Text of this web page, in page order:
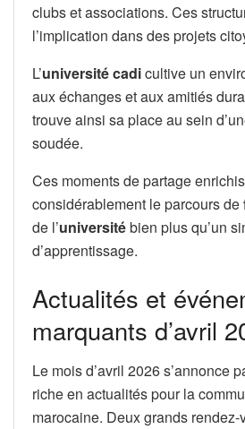
clubs et associations. Ces
l’implication dans des projets
L’université cadicultive un
aux échanges et aux amitiés
trouve ainsi sa place au sein
soudée.
Ces moments de partage
considérablement le parcours de
de l’universitébien plus qu’un
d’apprentissage.
Actualités et
marquants d’avril
Le mois d’avril 2026 s’annonce
riche en actualités pour la
marocaine. Deux grands